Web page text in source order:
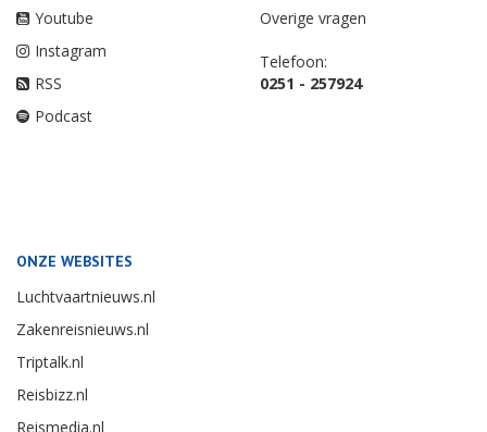
Youtube
Instagram
RSS
Podcast
Overige vragen
Telefoon:
0251 - 257924
ONZE WEBSITES
Luchtvaartnieuws.nl
Zakenreisnieuws.nl
Triptalk.nl
Reisbizz.nl
Reismedia.nl